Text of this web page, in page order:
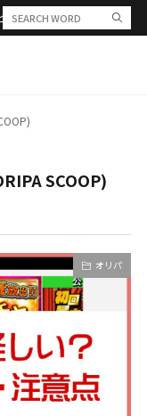
判・当選報告を解説
SCOOP)
オリパ